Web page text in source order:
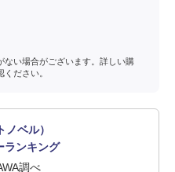
い場合がございます。詳しい購
ださい。
ベル）
ランキング
調べ